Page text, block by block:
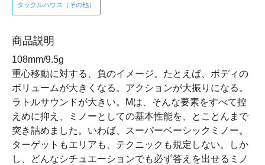
タックルハウス（その他）
商品説明
108mm/9.5g
重心移動に対する、負のイメージ。たとえば、ボディの
ボリュームが大きくなる。アクションが大振りになる。
ラトルサウンドが大きい。Mは、そんな要素をすべて控
えめに抑え、ミノーとしての基本性能を、とことんまで
突き詰めました。いわば、スーパーベーシックミノー。
ターゲットもエリアも、テクニックも規定しない。しか
し、どんなシチュエーションでも必ず答えを出せるミノ